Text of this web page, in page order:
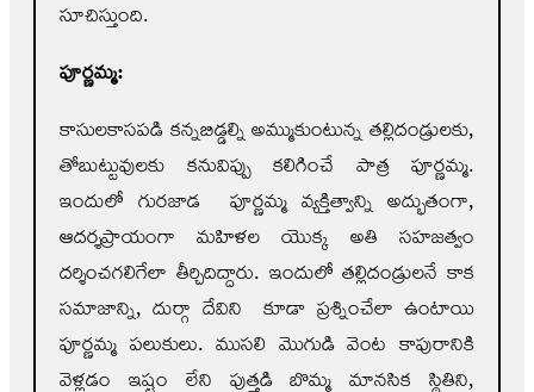
సూచిస్తుంది.
పూర్ణమ్మ:
కాసులకాసపడి కన్నబిడ్డల్ని అమ్ముకుంటున్న తల్లిదండ్రులకు,
తోబుట్టువులకు కనువిప్పు కలిగించే పాత్ర పూర్ణమ్మ.
ఇందులో గురజాడ పూర్ణమ్మ వ్యక్తిత్వాన్ని అద్భుతంగా,
ఆదర్శప్రాయంగా మహిళల యొక్క అతి సహజత్వం
దర్శించగలిగేలా తీర్చిదిద్దారు. ఇందులో తల్లిదండ్రులనే కాక
సమాజాన్ని, దుర్గా దేవిని కూడా ప్రశ్నించేలా ఉంటాయి
పూర్ణమ్మ పలుకులు. ముసలి మొగుడి వెంట కాపురానికి
వెళ్లడం ఇష్టం లేని పుత్తడి బొమ్మ మానసిక స్థితిని,